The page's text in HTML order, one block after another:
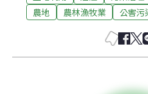
農地
農林漁牧業 公害污